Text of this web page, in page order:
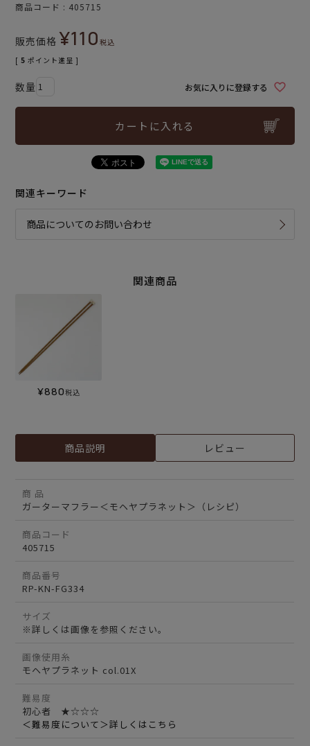
商品コード 405715
販売価格 ¥110税込
[ 5 ポイント進呈 ]
お気に入りに登録する
カートに入れる
関連キーワード
商品についてのお問い合わせ
関連商品
¥880税込
商品説明 レビュー
商 品
ガーターマフラー＜モヘヤプラネット＞（レシピ）
商品コード
405715
商品番号
RP-KN-FG334
サイズ
※詳しくは画像を参照ください。
画像使用糸
モヘヤプラネット col.01X
難易度
初心者 ★☆☆☆
＜難易度について＞詳しくはこちら